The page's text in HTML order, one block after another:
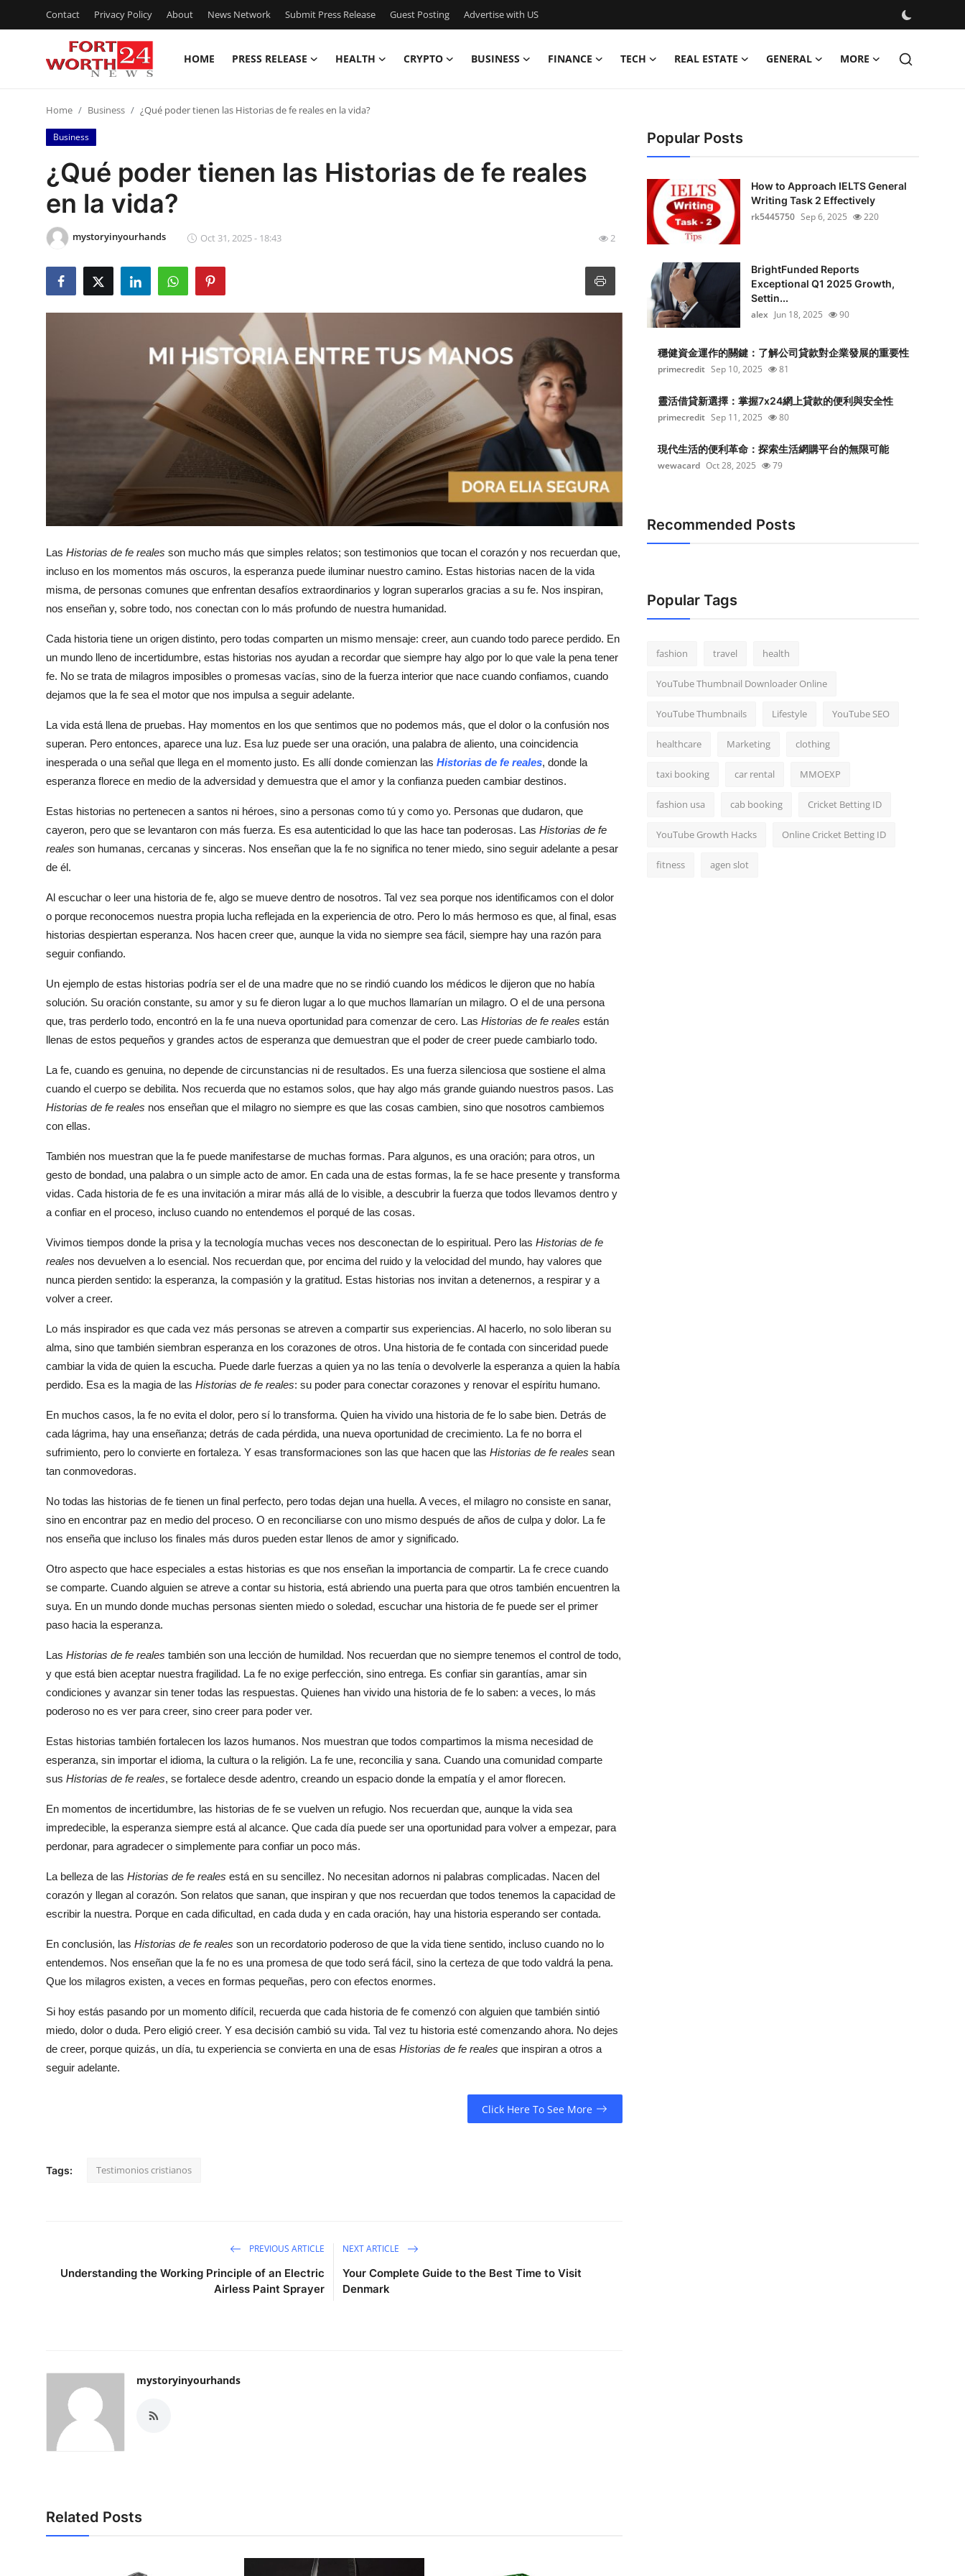
Contact Privacy Policy About News Network Submit Press Release Guest Posting Advertise with US
HOME PRESS RELEASE HEALTH CRYPTO BUSINESS FINANCE TECH REAL ESTATE GENERAL MORE
Contact
Press Release
Privacy Policy
News Network
Real Estate
Top 10
How To
Support Number
Home Business ¿Qué poder tienen las Historias de fe reales en la vida?
Business
¿Qué poder tienen las Historias de fe reales
en la vida?
mystoryinyourhands Oct 31, 2025 - 18:43 2
Las Historias de fe reales son mucho más que simples relatos; son testimonios que tocan el corazón y nos recuerdan que,
incluso en los momentos más oscuros, la esperanza puede iluminar nuestro camino. Estas historias nacen de la vida
misma, de personas comunes que enfrentan desafíos extraordinarios y logran superarlos gracias a su fe. Nos inspiran,
nos enseñan y, sobre todo, nos conectan con lo más profundo de nuestra humanidad.
Cada historia tiene un origen distinto, pero todas comparten un mismo mensaje: creer, aun cuando todo parece perdido. En
un mundo lleno de incertidumbre, estas historias nos ayudan a recordar que siempre hay algo por lo que vale la pena tener
fe. No se trata de milagros imposibles o promesas vacías, sino de la fuerza interior que nace cuando confiamos, cuando
dejamos que la fe sea el motor que nos impulsa a seguir adelante.
La vida está llena de pruebas. Hay momentos en los que sentimos que no podemos más, que el dolor o la confusión nos
superan. Pero entonces, aparece una luz. Esa luz puede ser una oración, una palabra de aliento, una coincidencia
inesperada o una señal que llega en el momento justo. Es allí donde comienzan las Historias de fe reales, donde la
esperanza florece en medio de la adversidad y demuestra que el amor y la confianza pueden cambiar destinos.
Estas historias no pertenecen a santos ni héroes, sino a personas como tú y como yo. Personas que dudaron, que
cayeron, pero que se levantaron con más fuerza. Es esa autenticidad lo que las hace tan poderosas. Las Historias de fe
reales son humanas, cercanas y sinceras. Nos enseñan que la fe no significa no tener miedo, sino seguir adelante a pesar
de él.
Al escuchar o leer una historia de fe, algo se mueve dentro de nosotros. Tal vez sea porque nos identificamos con el dolor
o porque reconocemos nuestra propia lucha reflejada en la experiencia de otro. Pero lo más hermoso es que, al final, esas
historias despiertan esperanza. Nos hacen creer que, aunque la vida no siempre sea fácil, siempre hay una razón para
seguir confiando.
Un ejemplo de estas historias podría ser el de una madre que no se rindió cuando los médicos le dijeron que no había
solución. Su oración constante, su amor y su fe dieron lugar a lo que muchos llamarían un milagro. O el de una persona
que, tras perderlo todo, encontró en la fe una nueva oportunidad para comenzar de cero. Las Historias de fe reales están
llenas de estos pequeños y grandes actos de esperanza que demuestran que el poder de creer puede cambiarlo todo.
La fe, cuando es genuina, no depende de circunstancias ni de resultados. Es una fuerza silenciosa que sostiene el alma
cuando el cuerpo se debilita. Nos recuerda que no estamos solos, que hay algo más grande guiando nuestros pasos. Las
Historias de fe reales nos enseñan que el milagro no siempre es que las cosas cambien, sino que nosotros cambiemos
con ellas.
También nos muestran que la fe puede manifestarse de muchas formas. Para algunos, es una oración; para otros, un
gesto de bondad, una palabra o un simple acto de amor. En cada una de estas formas, la fe se hace presente y transforma
vidas. Cada historia de fe es una invitación a mirar más allá de lo visible, a descubrir la fuerza que todos llevamos dentro y
a confiar en el proceso, incluso cuando no entendemos el porqué de las cosas.
Vivimos tiempos donde la prisa y la tecnología muchas veces nos desconectan de lo espiritual. Pero las Historias de fe
reales nos devuelven a lo esencial. Nos recuerdan que, por encima del ruido y la velocidad del mundo, hay valores que
nunca pierden sentido: la esperanza, la compasión y la gratitud. Estas historias nos invitan a detenernos, a respirar y a
volver a creer.
Lo más inspirador es que cada vez más personas se atreven a compartir sus experiencias. Al hacerlo, no solo liberan su
alma, sino que también siembran esperanza en los corazones de otros. Una historia de fe contada con sinceridad puede
cambiar la vida de quien la escucha. Puede darle fuerzas a quien ya no las tenía o devolverle la esperanza a quien la había
perdido. Esa es la magia de las Historias de fe reales: su poder para conectar corazones y renovar el espíritu humano.
En muchos casos, la fe no evita el dolor, pero sí lo transforma. Quien ha vivido una historia de fe lo sabe bien. Detrás de
cada lágrima, hay una enseñanza; detrás de cada pérdida, una nueva oportunidad de crecimiento. La fe no borra el
sufrimiento, pero lo convierte en fortaleza. Y esas transformaciones son las que hacen que las Historias de fe reales sean
tan conmovedoras.
No todas las historias de fe tienen un final perfecto, pero todas dejan una huella. A veces, el milagro no consiste en sanar,
sino en encontrar paz en medio del proceso. O en reconciliarse con uno mismo después de años de culpa y dolor. La fe
nos enseña que incluso los finales más duros pueden estar llenos de amor y significado.
Otro aspecto que hace especiales a estas historias es que nos enseñan la importancia de compartir. La fe crece cuando
se comparte. Cuando alguien se atreve a contar su historia, está abriendo una puerta para que otros también encuentren la
suya. En un mundo donde muchas personas sienten miedo o soledad, escuchar una historia de fe puede ser el primer
paso hacia la esperanza.
Las Historias de fe reales también son una lección de humildad. Nos recuerdan que no siempre tenemos el control de todo,
y que está bien aceptar nuestra fragilidad. La fe no exige perfección, sino entrega. Es confiar sin garantías, amar sin
condiciones y avanzar sin tener todas las respuestas. Quienes han vivido una historia de fe lo saben: a veces, lo más
poderoso no es ver para creer, sino creer para poder ver.
Estas historias también fortalecen los lazos humanos. Nos muestran que todos compartimos la misma necesidad de
esperanza, sin importar el idioma, la cultura o la religión. La fe une, reconcilia y sana. Cuando una comunidad comparte
sus Historias de fe reales, se fortalece desde adentro, creando un espacio donde la empatía y el amor florecen.
En momentos de incertidumbre, las historias de fe se vuelven un refugio. Nos recuerdan que, aunque la vida sea
impredecible, la esperanza siempre está al alcance. Que cada día puede ser una oportunidad para volver a empezar, para
perdonar, para agradecer o simplemente para confiar un poco más.
La belleza de las Historias de fe reales está en su sencillez. No necesitan adornos ni palabras complicadas. Nacen del
corazón y llegan al corazón. Son relatos que sanan, que inspiran y que nos recuerdan que todos tenemos la capacidad de
escribir la nuestra. Porque en cada dificultad, en cada duda y en cada oración, hay una historia esperando ser contada.
En conclusión, las Historias de fe reales son un recordatorio poderoso de que la vida tiene sentido, incluso cuando no lo
entendemos. Nos enseñan que la fe no es una promesa de que todo será fácil, sino la certeza de que todo valdrá la pena.
Que los milagros existen, a veces en formas pequeñas, pero con efectos enormes.
Si hoy estás pasando por un momento difícil, recuerda que cada historia de fe comenzó con alguien que también sintió
miedo, dolor o duda. Pero eligió creer. Y esa decisión cambió su vida. Tal vez tu historia esté comenzando ahora. No dejes
de creer, porque quizás, un día, tu experiencia se convierta en una de esas Historias de fe reales que inspiran a otros a
seguir adelante.
Click Here To See More
Tags: Testimonios cristianos
PREVIOUS ARTICLE
Understanding the Working Principle of an Electric
Airless Paint Sprayer
NEXT ARTICLE
Your Complete Guide to the Best Time to Visit
Denmark
mystoryinyourhands
Related Posts
Popular Posts
How to Approach IELTS General
Writing Task 2 Effectively
rk5445750 Sep 6, 2025 220
BrightFunded Reports
Exceptional Q1 2025 Growth,
Settin...
alex Jun 18, 2025 90
穩健資金運作的關鍵：了解公司貸款對企業發展的重要性
primecredit Sep 10, 2025 81
靈活借貸新選擇：掌握7x24網上貸款的便利與安全性
primecredit Sep 11, 2025 80
現代生活的便利革命：探索生活網購平台的無限可能
wewacard Oct 28, 2025 79
Recommended Posts
Popular Tags
fashion travel health
YouTube Thumbnail Downloader Online
YouTube Thumbnails Lifestyle YouTube SEO
healthcare Marketing clothing
taxi booking car rental MMOEXP
fashion usa cab booking Cricket Betting ID
YouTube Growth Hacks Online Cricket Betting ID
fitness agen slot